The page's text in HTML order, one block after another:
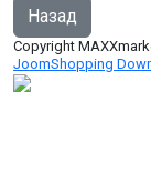
Copyright
JoomShopping